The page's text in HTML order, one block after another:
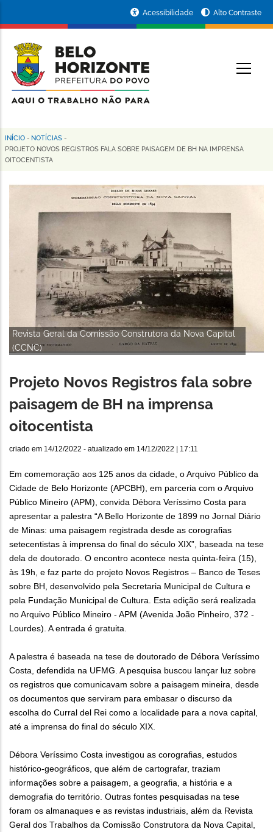
conteúdo
principal
da
Prefeitura
de
Horizonte
Acessibilidade Alto Contraste
Trilha
de
navegação
INÍCIO - NOTÍCIAS -
PROJETO NOVOS REGISTROS FALA SOBRE PAISAGEM DE BH NA IMPRENSA
OITOCENTISTA
Revista Geral da Comissão Construtora da Nova Capital
(CCNC)
Projeto Novos Registros fala sobre
paisagem de BH na imprensa
oitocentista
criado em 14/12/2022 - atualizado em 14/12/2022 | 17:11
Em comemoração aos 125 anos da cidade, o Arquivo Público da
Cidade de Belo Horizonte (APCBH), em parceria com o Arquivo
Público Mineiro (APM), convida Débora Veríssimo Costa para
apresentar a palestra “A Bello Horizonte de 1899 no Jornal Diário
de Minas: uma paisagem registrada desde as corografias
setecentistas à imprensa do final do século XIX”, baseada na tese
dela de doutorado. O encontro acontece nesta quinta-feira (15),
às 19h, e faz parte do projeto Novos Registros – Banco de Teses
sobre BH, desenvolvido pela Secretaria Municipal de Cultura e
pela Fundação Municipal de Cultura. Esta edição será realizada
no Arquivo Público Mineiro - APM (Avenida João Pinheiro, 372 -
Lourdes). A entrada é gratuita.
A palestra é baseada na tese de doutorado de Débora Veríssimo
Costa, defendida na UFMG. A pesquisa buscou lançar luz sobre
os registros que comunicavam sobre a paisagem mineira, desde
os documentos que serviram para embasar o discurso da
escolha do Curral del Rei como a localidade para a nova capital,
até a imprensa do final do século XIX.
Débora Veríssimo Costa investigou as corografias, estudos
histórico-geográficos, que além de cartografar, traziam
informações sobre a paisagem, a geografia, a história e a
demografia do território. Outras fontes pesquisadas na tese
foram os almanaques e as revistas industriais, além da Revista
Geral dos Trabalhos da Comissão Construtora da Nova Capital,